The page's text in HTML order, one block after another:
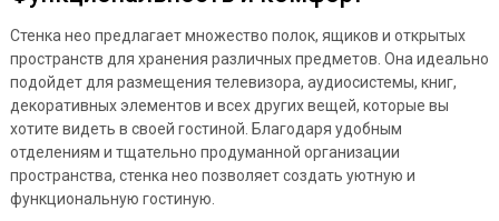
Стенка нео предлагает множество полок, ящиков и открытых
пространств для хранения различных предметов. Она идеально
подойдет для размещения телевизора, аудиосистемы, книг,
декоративных элементов и всех других вещей, которые вы
хотите видеть в своей гостиной. Благодаря удобным
отделениям и тщательно продуманной организации
пространства, стенка нео позволяет создать уютную и
функциональную гостиную.